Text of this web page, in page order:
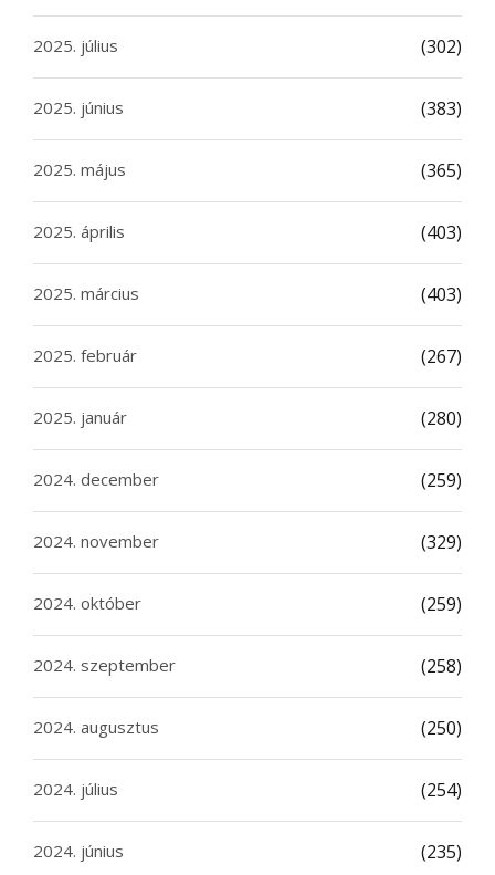
2025. július (302)
2025. június (383)
2025. május (365)
2025. április (403)
2025. március (403)
2025. február (267)
2025. január (280)
2024. december (259)
2024. november (329)
2024. október (259)
2024. szeptember (258)
2024. augusztus (250)
2024. július (254)
2024. június (235)